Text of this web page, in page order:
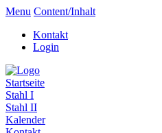
Menu Content/Inhalt
Kontakt
Login
Startseite
Stahl I
Stahl II
Kalender